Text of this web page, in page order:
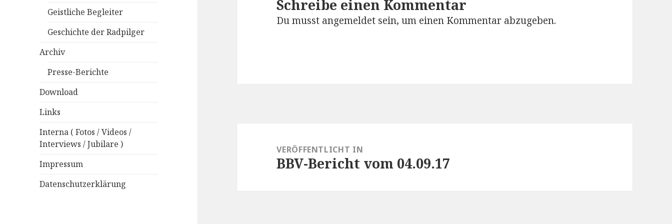
Geistliche Begleiter
Geschichte der Radpilger
Archiv
Presse-Berichte
Download
Links
Interna ( Fotos / Videos /
Interviews / Jubilare )
Impressum
Datenschutzerklärung
Schreibe einen Kommentar
Du musst angemeldet sein, um einen Kommentar abzugeben.
NavigationVERÖFFENTLICHT IN
BBV-Bericht vom 04.09.17